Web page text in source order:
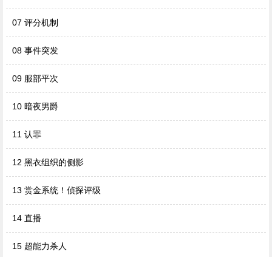
07 评分机制
08 事件突发
09 服部平次
10 暗夜男爵
11 认罪
12 黑衣组织的侧影
13 赏金系统！侦探评级
14 直播
15 超能力杀人